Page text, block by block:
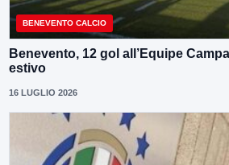
BENEVENTO CALCIO
Benevento, 12 gol all’Equipe
estivo
16 LUGLIO 2026